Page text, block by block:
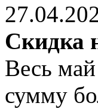
Скидка
Весь
сумму